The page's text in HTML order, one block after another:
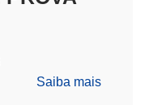
Saiba mais: